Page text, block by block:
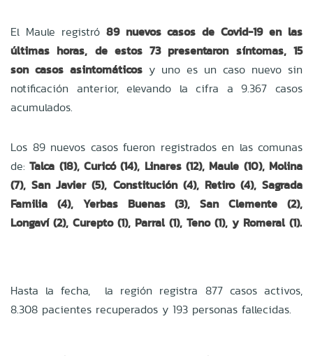
El Maule registró 89 nuevos casos de Covid-19 en las
últimas horas, de estos 73 presentaron síntomas, 15
son casos asintomáticos y uno es un caso nuevo sin
notificación anterior, elevando la cifra a 9.367 casos
acumulados.
Los 89 nuevos casos fueron registrados en las comunas
de:Talca (18), Curicó (14), Linares (12), Maule (10), Molina
(7), San Javier (5), Constitución (4), Retiro (4), Sagrada
Familia (4), Yerbas Buenas (3), San Clemente (2),
Longaví (2), Curepto (1), Parral (1), Teno (1), y Romeral (1).
Hasta la fecha, la región registra 877 casos activos,
8.308 pacientes recuperados y 193 personas fallecidas.